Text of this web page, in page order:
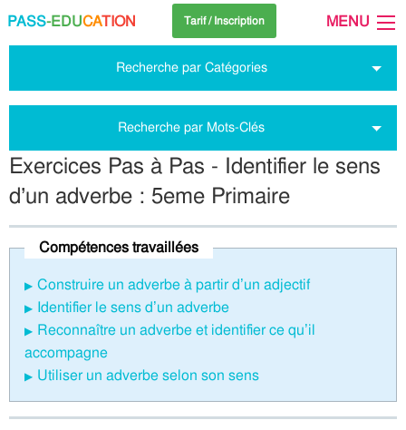
PASS-EDUCATION Tarif / Inscription MENU
Recherche par Catégories
Recherche par Mots-Clés
Exercices Pas à Pas - Identifier le sens
d’un adverbe : 5eme Primaire
Compétences travaillées
Construire un adverbe à partir d’un adjectif
Identifier le sens d’un adverbe
Reconnaître un adverbe et identifier ce qu’il
accompagne
Utiliser un adverbe selon son sens